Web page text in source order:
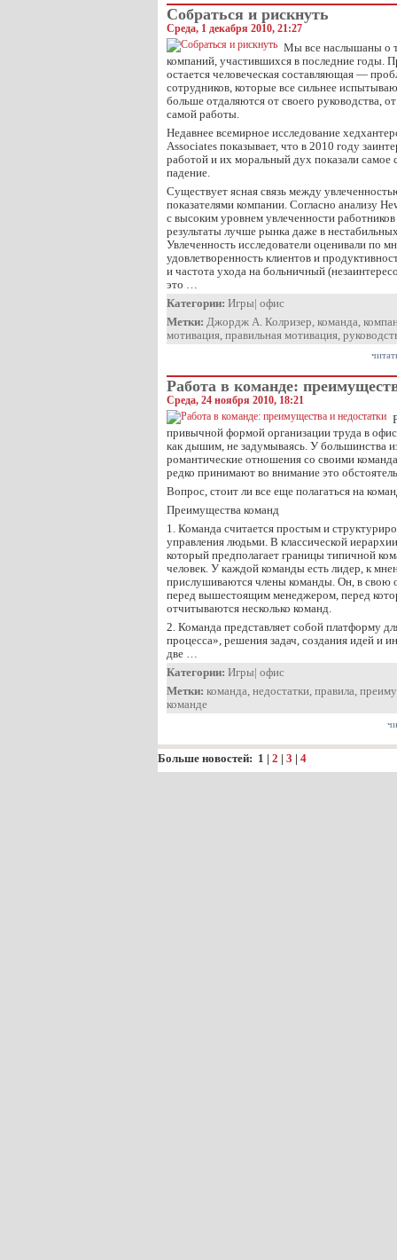
Собраться и рискнуть
Среда, 1 декабря 2010, 21:27
Мы все наслышаны о
компаний, участившихся в последние годы.
остается человеческая составляющая —
сотрудников, которые все сильнее
больше отдаляются от своего руководства,
самой работы.
Недавнее всемирное исследование
Associates показывает, что в 2010 году
работой и их моральный дух показали самое
падение.
Существует ясная связь между
показателями компании. Согласно анализу
с высоким уровнем увлеченности
результаты лучше рынка даже в
Увлеченность исследователи оценивали по
удовлетворенность клиентов и
и частота ухода на больничный
это …
Категории: Игры| офис
Метки: Джордж А. Колризер, команда,
мотивация, правильная мотивация,
Работа в команде:
Среда, 24 ноября 2010, 18:21
привычной формой организации труда в
как дышим, не задумываясь. У большинства
романтические отношения со своими
редко принимают во внимание это
Вопрос, стоит ли все еще полагаться на
Преимущества команд
1. Команда считается простым и
управления людьми. В классической
который предполагает границы типичной
человек. У каждой команды есть лидер, к
прислушиваются члены команды. Он, в свою
перед вышестоящим менеджером, перед
отчитываются несколько команд.
2. Команда представляет собой платформу
процесса», решения задач, создания идей и
две …
Категории: Игры| офис
Метки: команда, недостатки, правила,
команде
Больше новостей: 1 | 2 | 3 | 4